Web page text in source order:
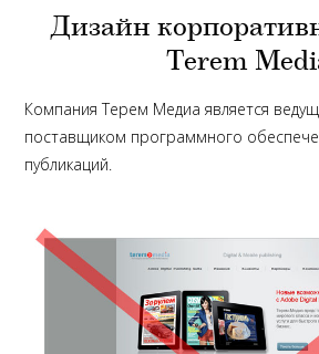
Дизайн
Terem
Компания Терем Медиа является
поставщиком программного
публикаций.